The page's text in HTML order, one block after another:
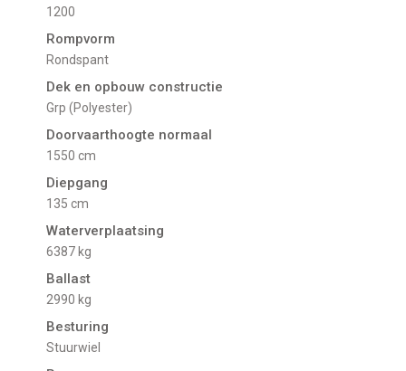
1200
Rompvorm
Rondspant
Dek en opbouw constructie
Grp (Polyester)
Doorvaarthoogte normaal
1550 cm
Diepgang
135 cm
Waterverplaatsing
6387 kg
Ballast
2990 kg
Besturing
Stuurwiel